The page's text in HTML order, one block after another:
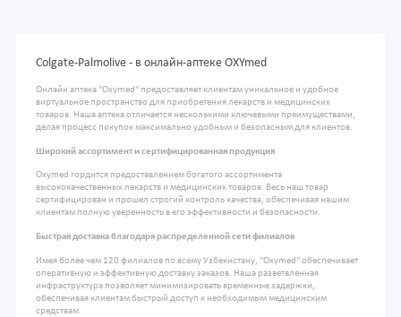
Colgate-Palmolive - в онлайн-аптеке OXYmed
Онлайн аптека "Oxymed" предоставляет клиентам уникальное и удобное
виртуальное пространство для приобретения лекарств и медицинских
товаров. Наша аптека отличается несколькими ключевыми преимуществами,
делая процесс покупок максимально удобным и безопасным для клиентов.
Широкий ассортимент и сертифицированная продукция
Oxymed гордится предоставлением богатого ассортимента
высококачественных лекарств и медицинских товаров. Весь наш товар
сертифицирован и прошел строгий контроль качества, обеспечивая нашим
клиентам полную уверенность в его эффективности и безопасности.
Быстрая доставка благодаря распределенной сети филиалов
Имея более чем 120 филиалов по всему Узбекистану, "Oxymed" обеспечивает
оперативную и эффективную доставку заказов. Наша разветвленная
инфраструктура позволяет минимизировать временные задержки,
обеспечивая клиентам быстрый доступ к необходимым медицинским
средствам